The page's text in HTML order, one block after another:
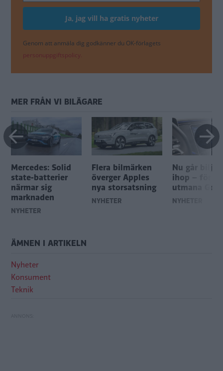
Genom att anmäla dig godkänner du OK-förlagets
personuppgiftspolicy.
MER FRÅN VI BILÄGARE
Mercedes: Solid
state-batterier
närmar sig
marknaden
NYHETER
Flera bilmärken
överger Apples
nya storsatsning
NYHETER
Nu går
ihop – för
utmana
NYHETER
ÄMNEN I ARTIKELN
Nyheter
Konsument
Teknik